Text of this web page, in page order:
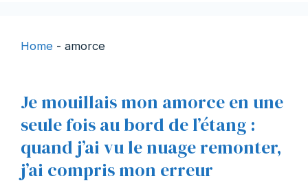
Home - amorce
Je mouillais mon amorce en une
seule fois au bord de l’étang :
quand j’ai vu le nuage remonter,
j’ai compris mon erreur